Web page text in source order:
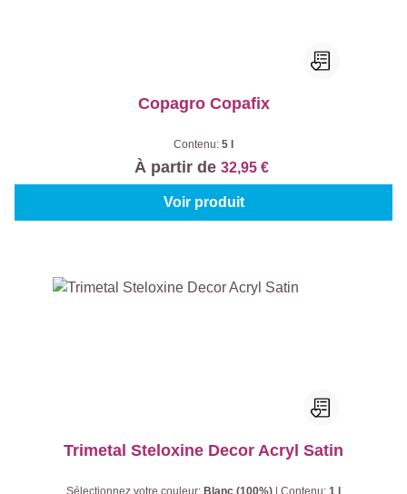
Copagro Copafix
Contenu: 5 l
À partir de 32,95 €
Voir produit
Trimetal Steloxine Decor Acryl Satin
Sélectionnez votre couleur: Blanc (100%) Contenu: 1 l